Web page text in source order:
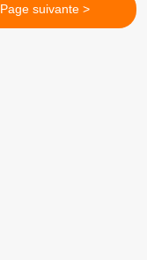
Page suivante >